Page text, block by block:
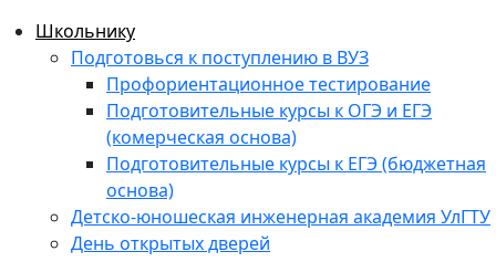
Школьнику
Подготовься к поступлению в ВУЗ
Профориентационное тестирование
Подготовительные курсы к ОГЭ и ЕГЭ
(комерческая основа)
Подготовительные курсы к ЕГЭ (бюджетная
основа)
Детско-юношеская инженерная академия УлГТУ
День открытых дверей